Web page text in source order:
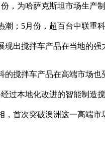
为哈萨克斯坦市场生产制
潮；5月份，超百台中联重
现出搅拌车产品在当地的强
搅拌车产品在高端市场也
过本地化改进的智能制造
，首次突破澳洲这一高端市